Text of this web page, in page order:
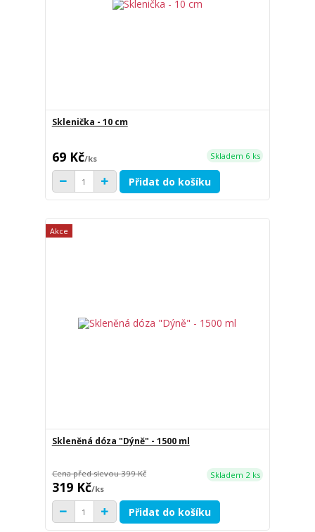
Sklenička - 10 cm
69 Kč/ks Skladem 6 ks
Přidat do košíku
Akce
Skleněná dóza "Dýně" - 1500 ml
Cena před slevou399 Kč
319 Kč/ks
Skladem 2 ks
Přidat do košíku